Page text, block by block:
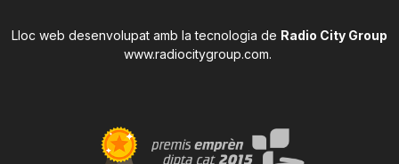
Lloc web desenvolupat amb la tecnologia de Radio City Group
www.radiocitygroup.com.